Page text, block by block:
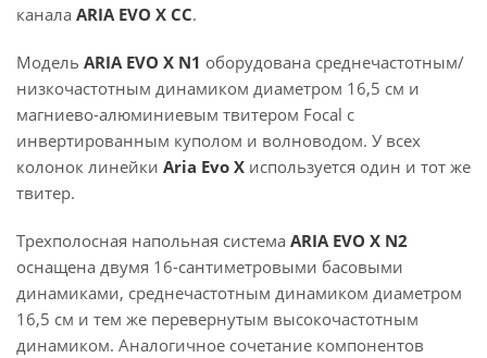
канала ARIA EVO X CC.
Модель ARIA EVO X N1 оборудована среднечастотным/
низкочастотным динамиком диаметром 16,5 см и
магниево-алюминиевым твитером Focal с
инвертированным куполом и волноводом. У всех
колонок линейки Aria Evo X используется один и тот же
твитер.
Трехполосная напольная система ARIA EVO X N2
оснащена двумя 16-сантиметровыми басовыми
динамиками, среднечастотным динамиком диаметром
16,5 см и тем же перевернутым высокочастотным
динамиком. Аналогичное сочетание компонентов